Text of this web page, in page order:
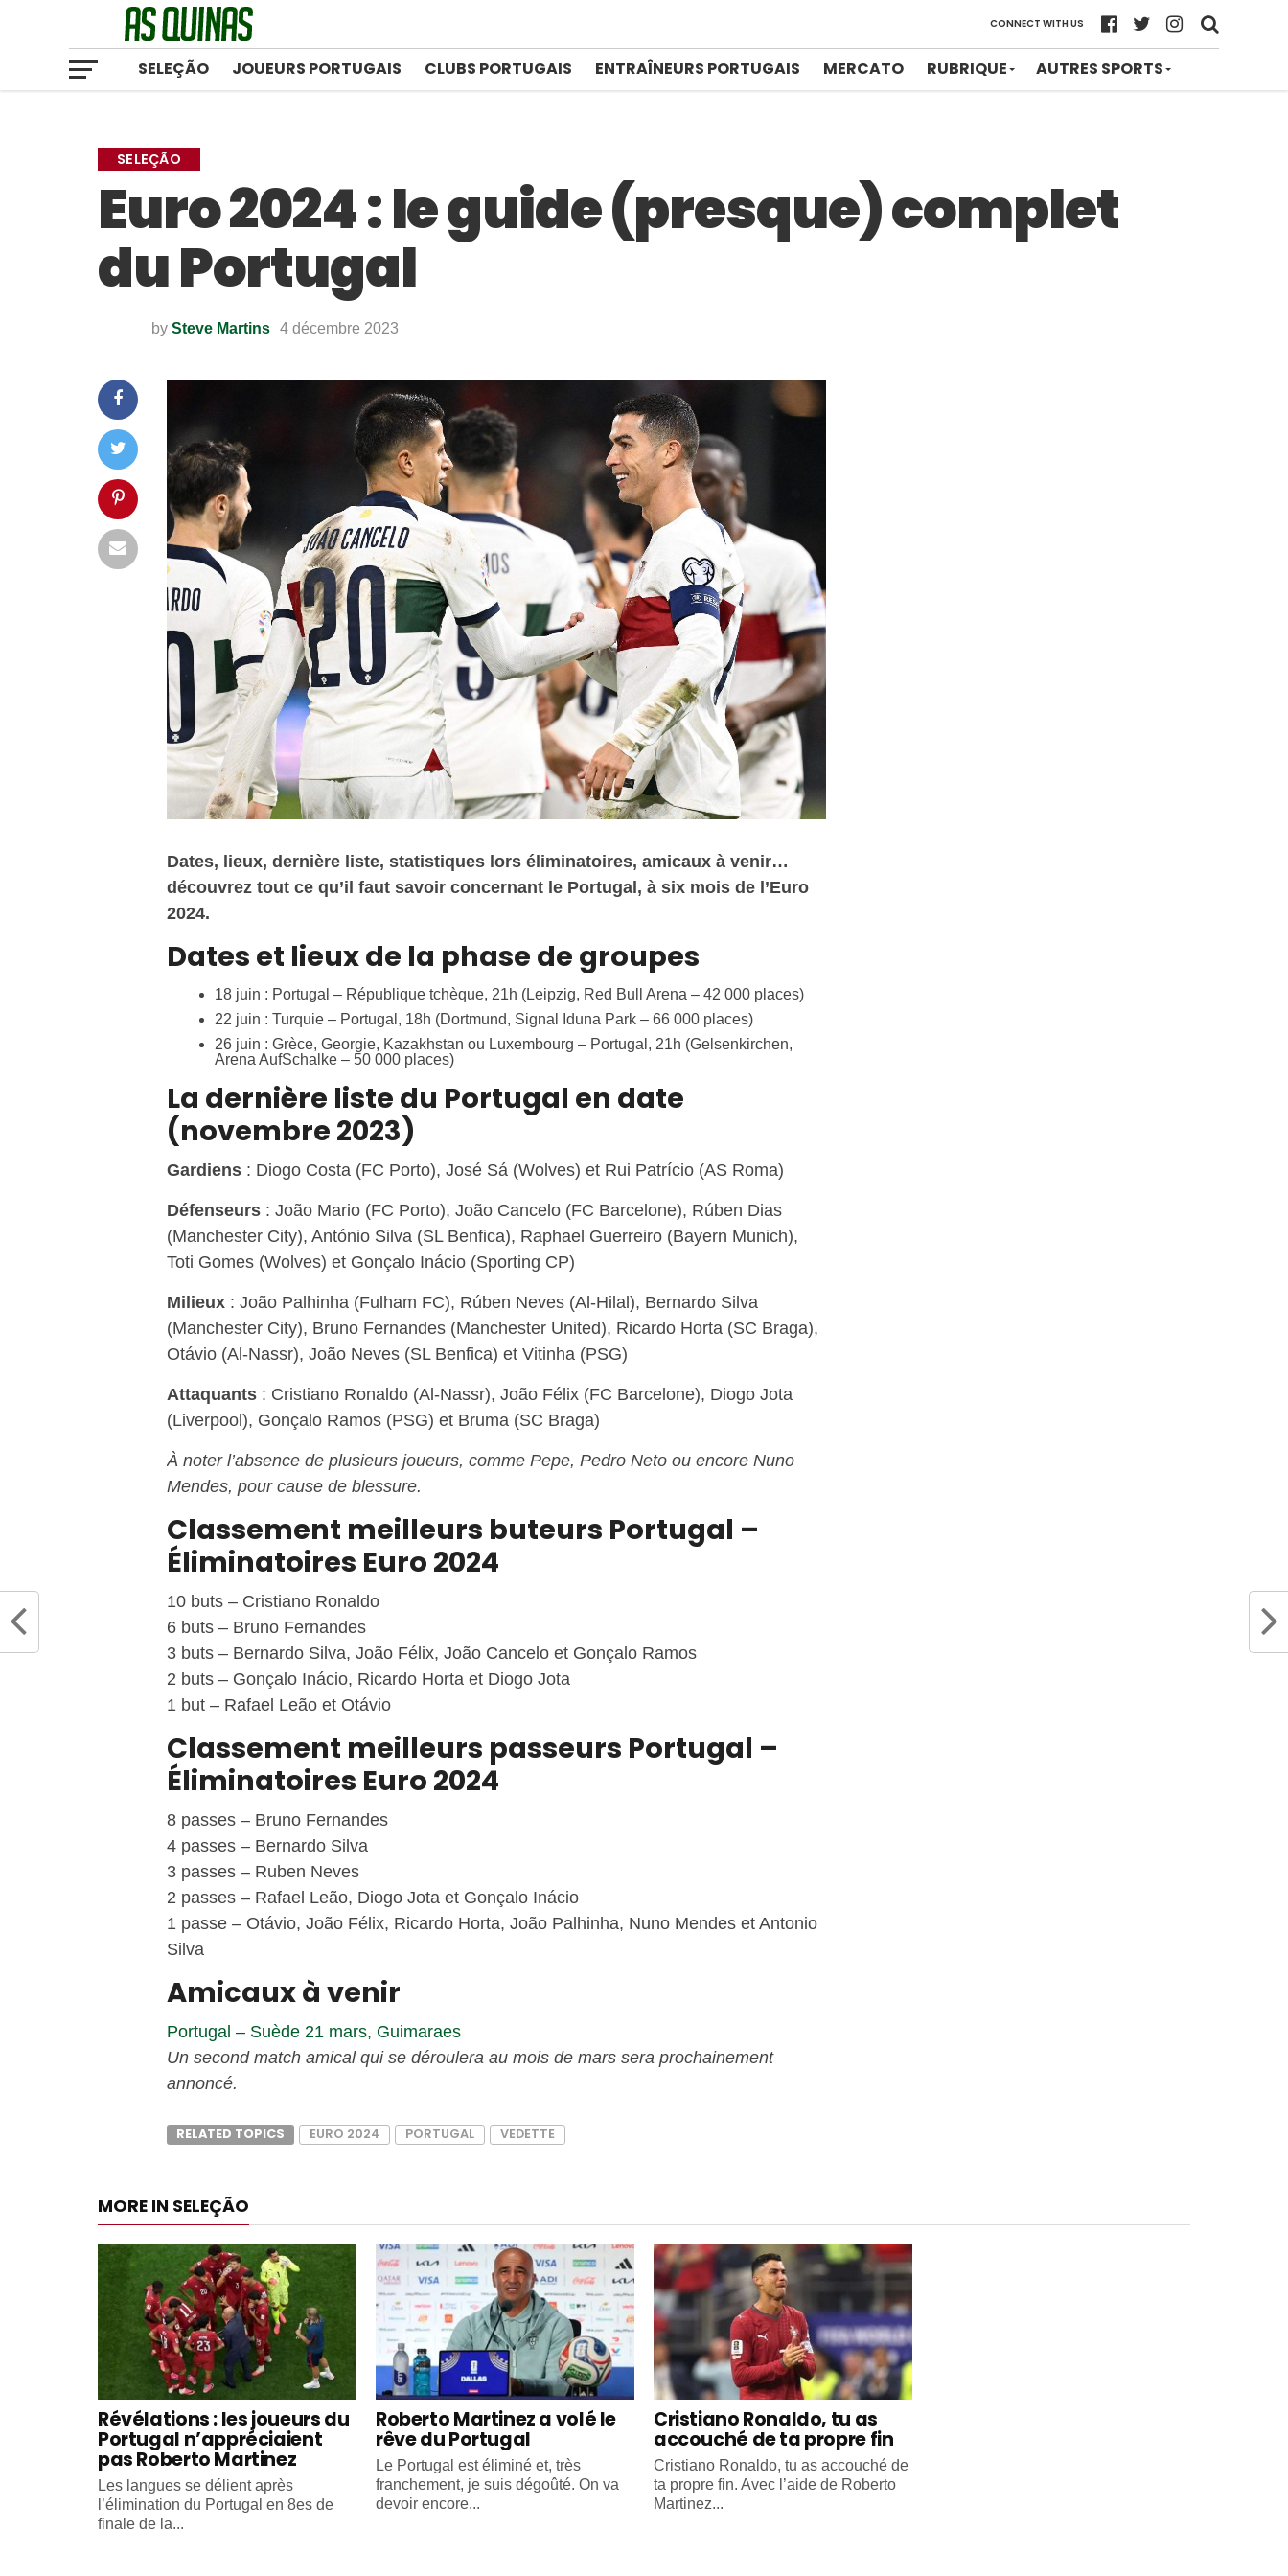
CONNECT WITH US
SELEÇÃO JOUEURS PORTUGAIS CLUBS PORTUGAIS ENTRAÎNEURS PORTUGAIS MERCATO RUBRIQUE AUTRES SPORTS
SELEÇÃO
Euro 2024 : le guide (presque) complet
du Portugal
by Steve Martins 4 décembre 2023
Dates, lieux, dernière liste, statistiques lors éliminatoires, amicaux à venir…
découvrez tout ce qu’il faut savoir concernant le Portugal, à six mois de l’Euro
2024.
Dates et lieux de la phase de groupes
18 juin : Portugal – République tchèque, 21h (Leipzig, Red Bull Arena – 42 000 places)
22 juin : Turquie – Portugal, 18h (Dortmund, Signal Iduna Park – 66 000 places)
26 juin : Grèce, Georgie, Kazakhstan ou Luxembourg – Portugal, 21h (Gelsenkirchen,
Arena AufSchalke – 50 000 places)
La dernière liste du Portugal en date
(novembre 2023)
Gardiens : Diogo Costa (FC Porto), José Sá (Wolves) et Rui Patrício (AS Roma)
Défenseurs : João Mario (FC Porto), João Cancelo (FC Barcelone), Rúben Dias
(Manchester City), António Silva (SL Benfica), Raphael Guerreiro (Bayern Munich),
Toti Gomes (Wolves) et Gonçalo Inácio (Sporting CP)
Milieux : João Palhinha (Fulham FC), Rúben Neves (Al-Hilal), Bernardo Silva
(Manchester City), Bruno Fernandes (Manchester United), Ricardo Horta (SC Braga),
Otávio (Al-Nassr), João Neves (SL Benfica) et Vitinha (PSG)
Attaquants : Cristiano Ronaldo (Al-Nassr), João Félix (FC Barcelone), Diogo Jota
(Liverpool), Gonçalo Ramos (PSG) et Bruma (SC Braga)
À noter l’absence de plusieurs joueurs, comme Pepe, Pedro Neto ou encore Nuno
Mendes, pour cause de blessure.
Classement meilleurs buteurs Portugal –
Éliminatoires Euro 2024
10 buts – Cristiano Ronaldo
6 buts – Bruno Fernandes
3 buts – Bernardo Silva, João Félix, João Cancelo et Gonçalo Ramos
2 buts – Gonçalo Inácio, Ricardo Horta et Diogo Jota
1 but – Rafael Leão et Otávio
Classement meilleurs passeurs Portugal –
Éliminatoires Euro 2024
8 passes – Bruno Fernandes
4 passes – Bernardo Silva
3 passes – Ruben Neves
2 passes – Rafael Leão, Diogo Jota et Gonçalo Inácio
1 passe – Otávio, João Félix, Ricardo Horta, João Palhinha, Nuno Mendes et Antonio
Silva
Amicaux à venir
Portugal – Suède 21 mars, Guimaraes
Un second match amical qui se déroulera au mois de mars sera prochainement
annoncé.
RELATED TOPICS EURO 2024 PORTUGAL VEDETTE
MORE IN SELEÇÃO
Révélations : les joueurs du
Portugal n’appréciaient
pas Roberto Martinez
Les langues se délient après
l’élimination du Portugal en 8es de
finale de la...
Roberto Martinez a volé le
rêve du Portugal
Le Portugal est éliminé et, très
franchement, je suis dégoûté. On va
devoir encore...
Cristiano Ronaldo, tu as
accouché de ta propre fin
Cristiano Ronaldo, tu as accouché de
ta propre fin. Avec l’aide de Roberto
Martinez...